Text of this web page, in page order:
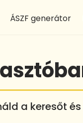
ÁSZF generátor
a keresőt